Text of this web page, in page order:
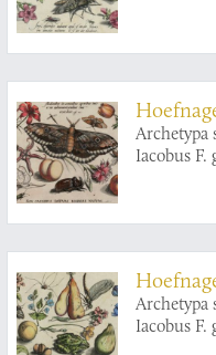
Archetypa
Iacobus F.
Archetypa
Iacobus F.